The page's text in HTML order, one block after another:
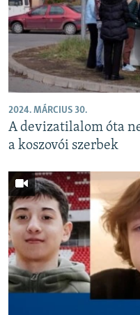
2024. MÁRCIUS 30.
A devizatilalom óta
a koszovói szerbek